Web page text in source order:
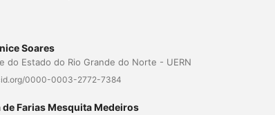
Soares
do Estado do Rio Grande do Norte - UERN
0000-0003-2772-7384
Farias Mesquita Medeiros